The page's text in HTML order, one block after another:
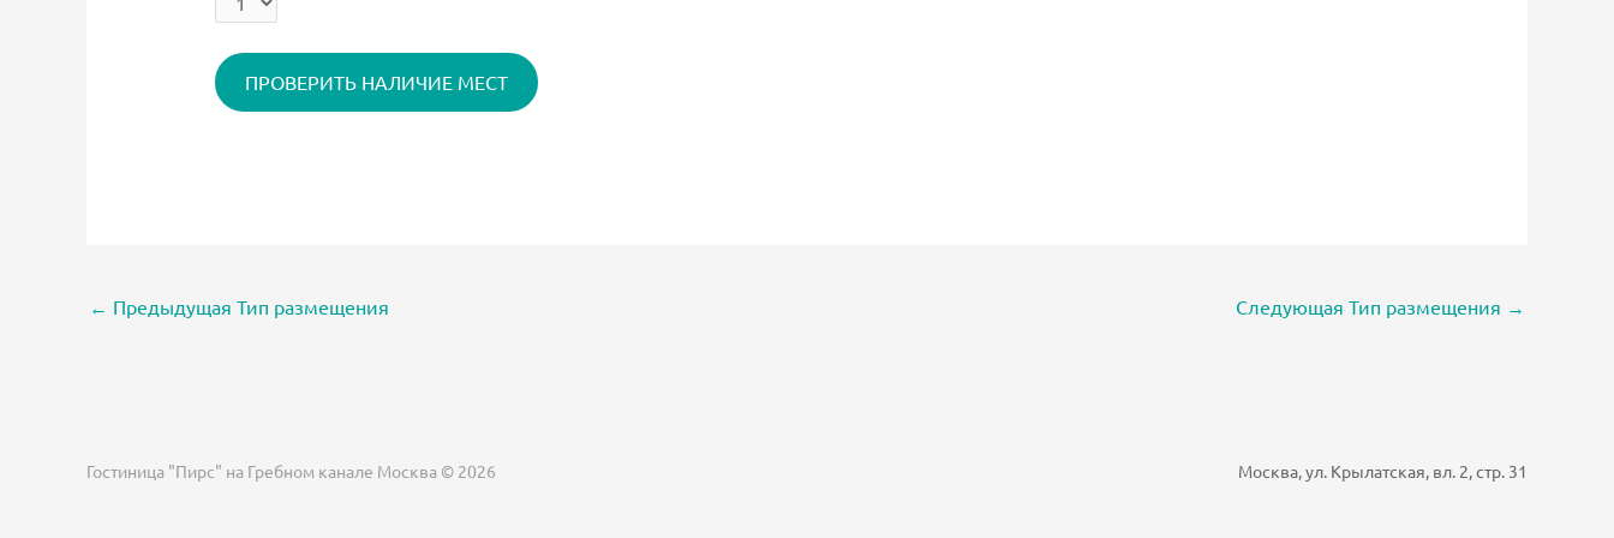
← Предыдущая Тип размещения Следующая Тип размещения →
Гостиница "Пирс" на Гребном канале Москва © 2026 Москва, ул. Крылатская, вл. 2, стр. 31